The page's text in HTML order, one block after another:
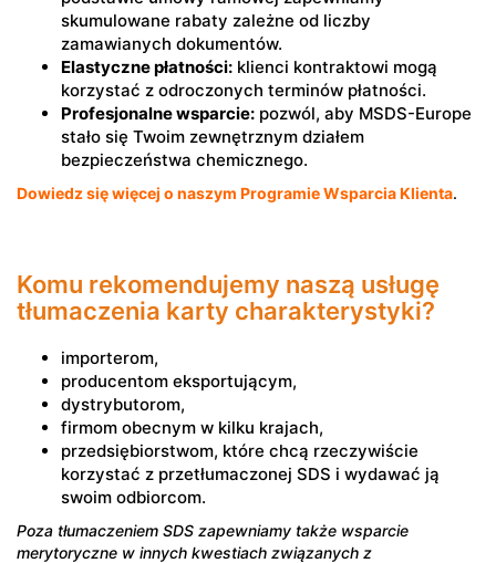
skumulowane rabaty zależne od liczby
zamawianych dokumentów.
Elastyczne płatności: klienci kontraktowi mogą
korzystać z odroczonych terminów płatności.
Profesjonalne wsparcie: pozwól, aby MSDS-Europe
stało się Twoim zewnętrznym działem
bezpieczeństwa chemicznego.
Dowiedz się więcej o naszym Programie Wsparcia Klienta.
Komu rekomendujemy naszą usługę
tłumaczenia karty charakterystyki?
importerom,
producentom eksportującym,
dystrybutorom,
firmom obecnym w kilku krajach,
przedsiębiorstwom, które chcą rzeczywiście
korzystać z przetłumaczonej SDS i wydawać ją
swoim odbiorcom.
Poza tłumaczeniem SDS zapewniamy także wsparcie
merytoryczne w innych kwestiach związanych z